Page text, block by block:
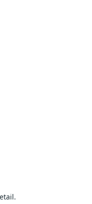
in detail.